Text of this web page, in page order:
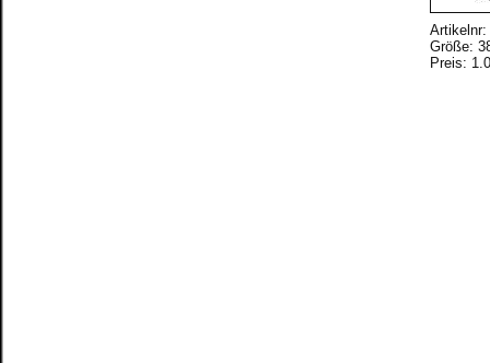
Artikelnr:
Größe:
Preis: